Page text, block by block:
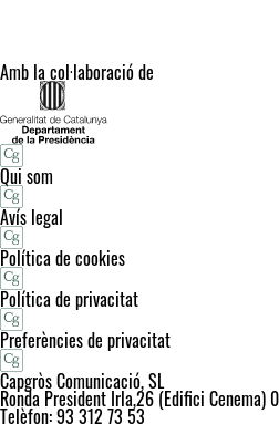
Amb la col·laboració de
Qui som
Avís legal
Política de cookies
Política de privacitat
Preferències de privacitat
Capgròs Comunicació, SL
Ronda President Irla,26 (Edifici Cenema)
Telèfon: 93 312 73 53